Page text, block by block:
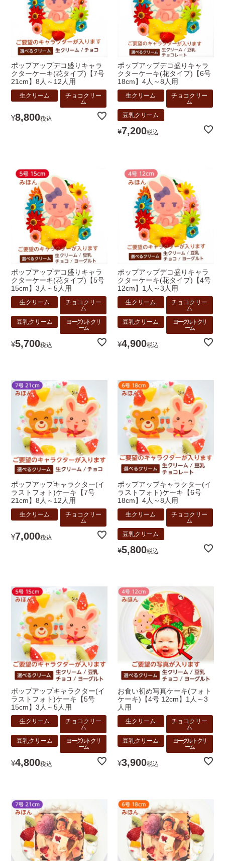
ポップアップデコ盛りキャラ
クターケーキ(花タイプ)【7号
21cm】8人～12人用
生クリーム
チョコクリー
ム
¥8,800税込
ポップアップデコ盛りキャラ
クターケーキ(花タイプ)【6号
18cm】4人～8人用
生クリーム
チョコクリー
ム
豆乳クリーム
¥7,200税込
ポップアップデコ盛りキャラ
クターケーキ(花タイプ)【5号
15cm】3人～5人用
生クリーム
チョコクリー
ム
豆乳クリーム
ヨーグルトクリ
ーム
¥5,700税込
ポップアップデコ盛りキャラ
クターケーキ(花タイプ)【4号
12cm】1人～3人用
生クリーム
チョコクリー
ム
豆乳クリーム
ヨーグルトクリ
ーム
¥4,900税込
ポップアップキャラクター(イ
ラストフォト)ケーキ【7号
21cm】8人～12人用
生クリーム
チョコクリー
ム
¥7,000税込
ポップアップキャラクター(イ
ラストフォト)ケーキ【6号
18cm】4人～8人用
生クリーム
チョコクリー
ム
豆乳クリーム
¥5,800税込
ポップアップキャラクター(イ
ラストフォト)ケーキ【5号
15cm】3人～5人用
生クリーム
チョコクリー
ム
豆乳クリーム
ヨーグルトクリ
ーム
¥4,800税込
お食い初め写真ケーキ(フォト
ケーキ)【4号 12cm】1人～3
人用
生クリーム
チョコクリー
ム
豆乳クリーム
ヨーグルトクリ
ーム
¥3,900税込